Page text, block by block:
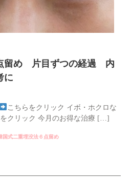
留め 片目ずつの経過 内
に
こちらをクリック イボ・ホクロな
クリック 今月のお得な治療 […]
国式二重埋没法６点留め